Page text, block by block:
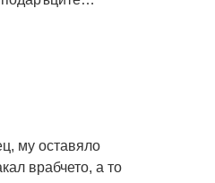
му оставяло
врабчето, а то